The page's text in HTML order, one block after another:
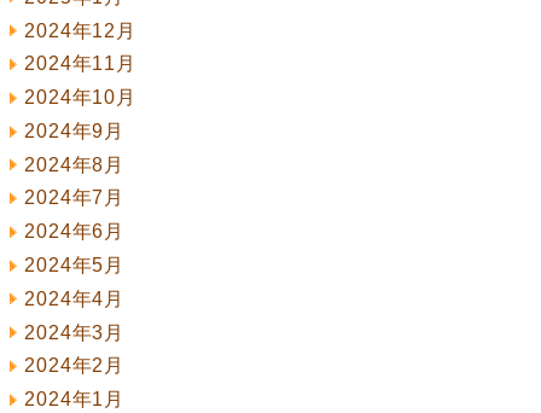
2024年12月
2024年11月
2024年10月
2024年9月
2024年8月
2024年7月
2024年6月
2024年5月
2024年4月
2024年3月
2024年2月
2024年1月